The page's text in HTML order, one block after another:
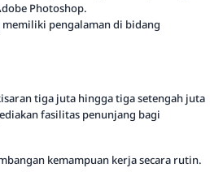
Photoshop.
pengalaman di bidang
tiga juta hingga tiga setengah juta
fasilitas penunjang bagi
kemampuan kerja secara rutin.